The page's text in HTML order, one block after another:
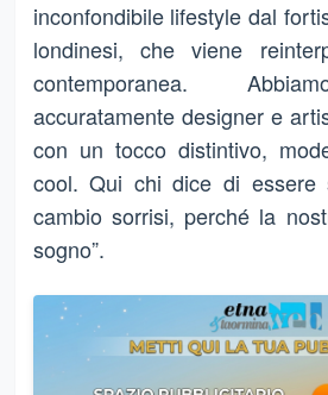
inconfondibile lifestyle dal
londinesi, che viene
contemporanea.
accuratamente designer e
con un tocco distintivo,
cool. Qui chi dice di essere
cambio sorrisi, perché la
sogno”.